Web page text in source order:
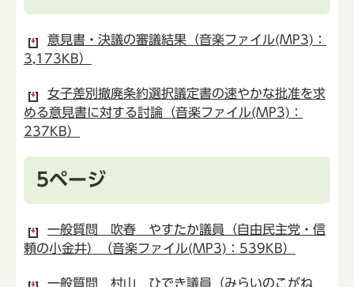
意見書・決議の審議結果（音楽ファイル(MP3)：
3,173KB）
女子差別撤廃条約選択議定書の速やかな批准を求
める意見書に対する討論（音楽ファイル(MP3)：
237KB）
5ページ
一般質問 吹春 やすたか議員（自由民主党・信
頼の小金井）（音楽ファイル(MP3)：539KB）
一般質問 村山 ひでき議員（みらいのこがね